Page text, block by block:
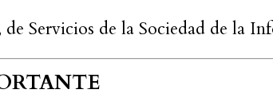
de Servicios de la Sociedad de la